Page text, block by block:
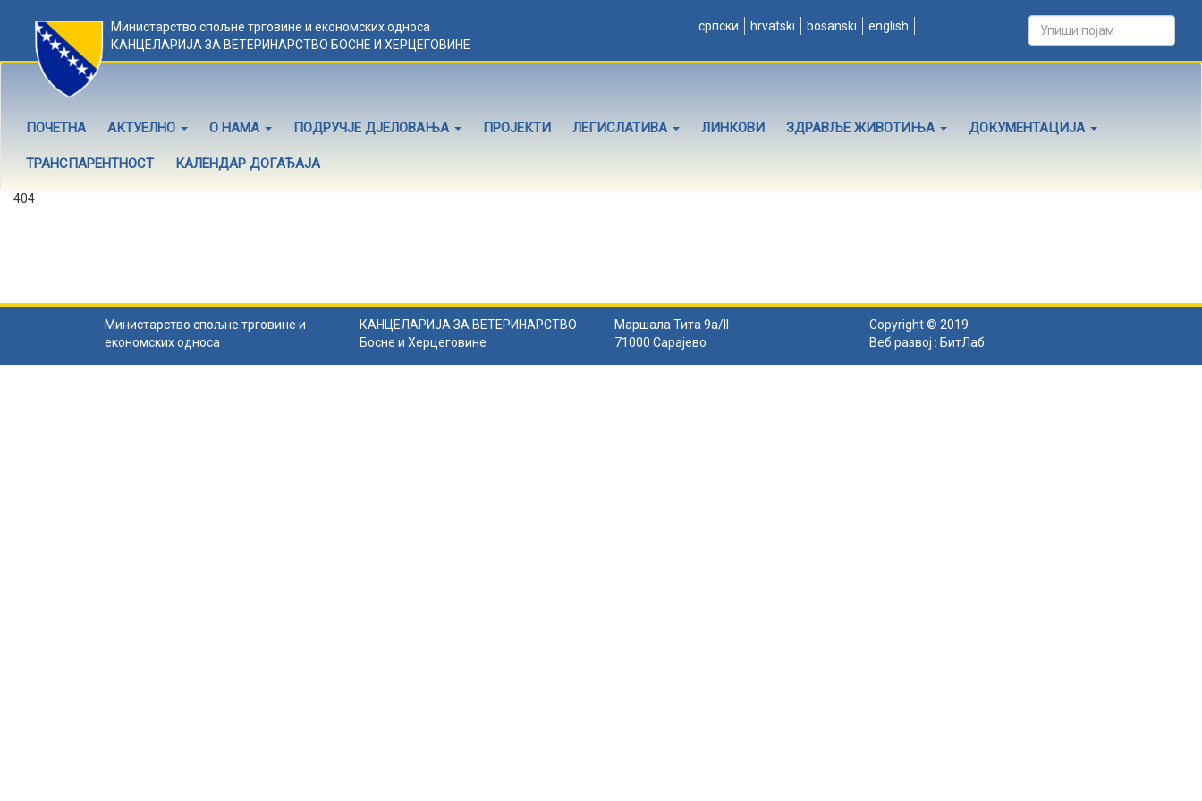
Министарство спољне трговине и економских односа
КАНЦЕЛАРИЈА ЗА ВЕТЕРИНАРСТВО БОСНЕ И ХЕРЦЕГОВИНЕ
српски hrvatski bosanski english
ПОЧЕТНА АКТУЕЛНО О НАМА ПОДРУЧЈЕ ДЈЕЛОВАЊА ПРОЈЕКТИ ЛЕГИСЛАТИВА ЛИНКОВИ ЗДРАВЉЕ ЖИВОТИЊА ДОКУМЕНТАЦИЈА
ТРАНСПАРЕНТНОСТ КАЛЕНДАР ДОГАЂАЈА
404
Министарство спољне трговине и
економских односа
КАНЦЕЛАРИЈА ЗА ВЕТЕРИНАРСТВО
Босне и Херцеговине
Маршала Тита 9а/II
71000 Сарајево
Copyright © 2019
Веб развој : БитЛаб